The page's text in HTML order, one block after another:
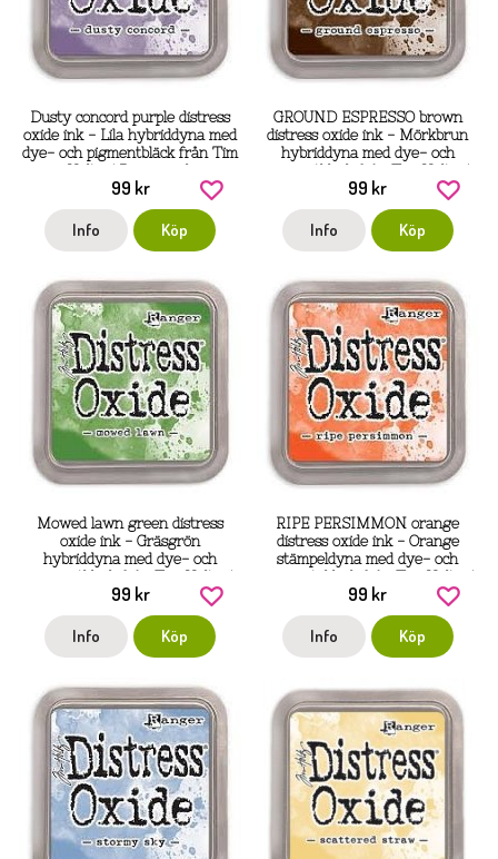
Dusty concord purple distress
oxide ink - Lila hybriddyna med
dye- och pigmentbläck från Tim
99 kr
Info Köp
GROUND ESPRESSO brown
distress oxide ink - Mörkbrun
hybriddyna med dye- och
Ranger ink
99 kr
Info Köp
Mowed lawn green distress
oxide ink - Gräsgrön
hybriddyna med dye- och
Ranger ink
99 kr
Info Köp
RIPE PERSIMMON orange
distress oxide ink - Orange
stämpeldyna med dye- och
Ranger
99 kr
Info Köp